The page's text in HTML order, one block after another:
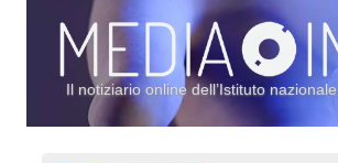
Il notiziario online dell’Istituto